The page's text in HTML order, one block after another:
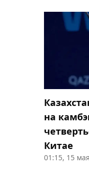
на
Китае
01:15, 15